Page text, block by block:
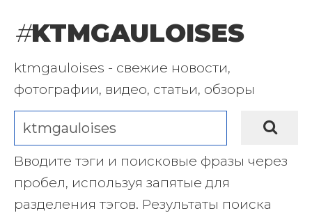
#KTMGAULOISES
ktmgauloises - свежие новости,
фотографии, видео, статьи, обзоры
Вводите тэги и поисковые фразы через
пробел, используя запятые для
разделения тэгов. Результаты поиска